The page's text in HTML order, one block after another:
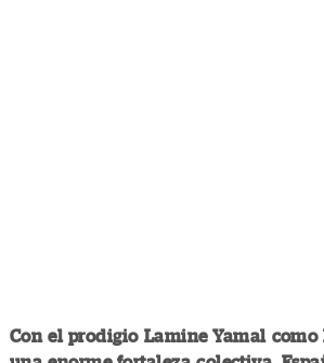
Con el prodigio Lamine Yamal